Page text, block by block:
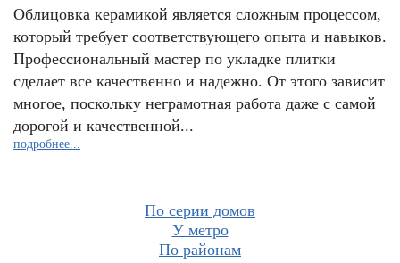
Облицовка керамикой является сложным процессом,
который требует соответствующего опыта и навыков.
Профессиональный мастер по укладке плитки
сделает все качественно и надежно. От этого зависит
многое, поскольку неграмотная работа даже с самой
дорогой и качественной...
подробнее...
По серии домов
У метро
По районам